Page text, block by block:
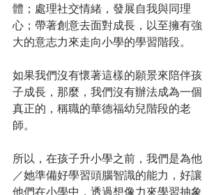
體；處理社交情緒，發展自我與同理
心；帶著創意去面對成長，以至擁有強
大的意志力來走向小學的學習階段。
如果我們沒有懷著這樣的願景來陪伴孩
子成長，那麼，我們沒有辦法成為一個
真正的，稱職的華德福幼兒階段的老
師。
所以，在孩子升小學之前，我們是為他
／她準備好學習頭腦智識的能力，好讓
他們在小學中，透過想像力來學習抽象